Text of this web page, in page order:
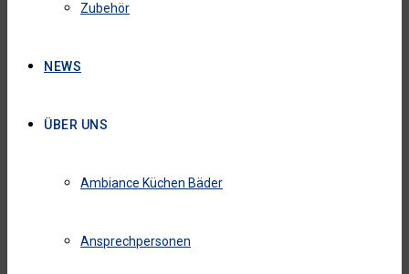
Zubehör
NEWS
ÜBER UNS
Ambiance Küchen Bäder
Ansprechpersonen